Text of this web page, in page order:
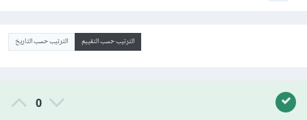
الترتيب حسب التقييم الترتيب حسب التاريخ
0